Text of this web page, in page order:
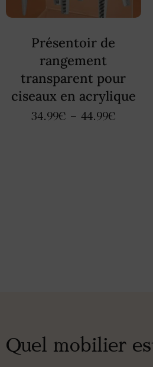
Présentoir de
rangement
transparent pour
ciseaux en acrylique
34.99€ – 44.99€
Quel mobilier